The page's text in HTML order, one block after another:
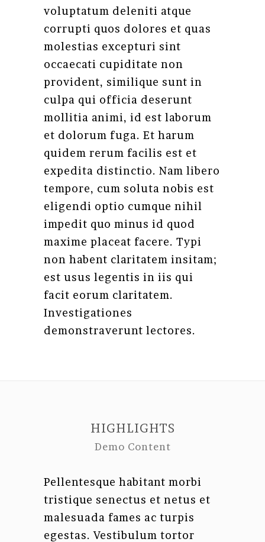
voluptatum deleniti atque
corrupti quos dolores et quas
molestias excepturi sint
occaecati cupiditate non
provident, similique sunt in
culpa qui officia deserunt
mollitia animi, id est laborum
et dolorum fuga. Et harum
quidem rerum facilis est et
expedita distinctio. Nam libero
tempore, cum soluta nobis est
eligendi optio cumque nihil
impedit quo minus id quod
maxime placeat facere. Typi
non habent claritatem insitam;
est usus legentis in iis qui
facit eorum claritatem.
Investigationes
demonstraverunt lectores.
HIGHLIGHTS
Demo Content
Pellentesque habitant morbi
tristique senectus et netus et
malesuada fames ac turpis
egestas. Vestibulum tortor